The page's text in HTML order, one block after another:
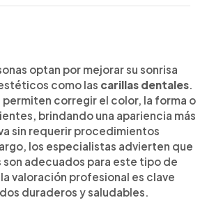
artículose han convertido en una de
populares para mejorar la
rápida y estética. Según el
General de Dentistas de
estas finas láminas de
cubren la parte frontal del
color, forma o tamaño. No
son adecuados: se
personas con bruxismo,
o malos hábitos
optan por mejorar su sonrisa
como las carillas dentales.
permiten corregir el color, la forma o
brindando una apariencia más
sin requerir procedimientos
los especialistas advierten que
son adecuados para este tipo de
valoración profesional es clave
duraderos y saludables.